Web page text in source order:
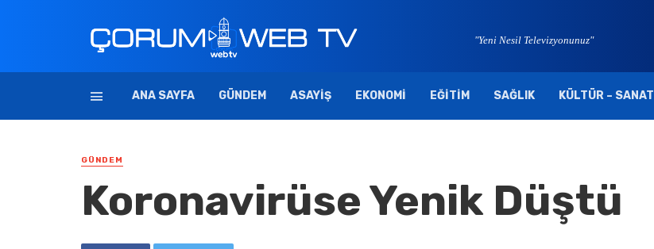
"Yeni Nesil Televizyonunuz"
ANA SAYFA GÜNDEM ASAYIŞ EKONOMI EĞITIM SAĞLIK KÜLTÜR – SANAT
GÜNDEM
Koronavirüse Yenik Düştü